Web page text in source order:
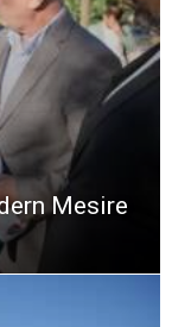
Mesire